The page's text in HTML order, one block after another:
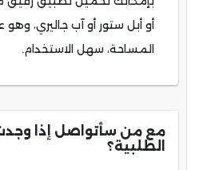
أو أبل ستور أو آب جاليري،
المساحة، سهل الاستخدام.
مع من سأتواصل إذا
الطلبية؟